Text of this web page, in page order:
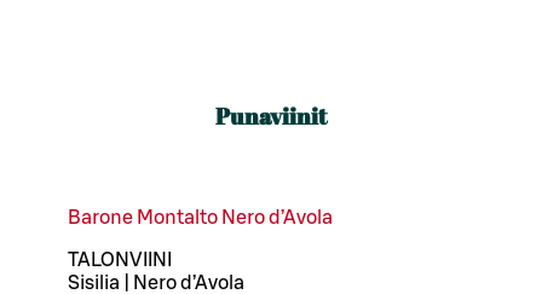
Punaviinit
Barone Montalto Nero d’Avola
TALONVIINI
Sisilia | Nero d’Avola